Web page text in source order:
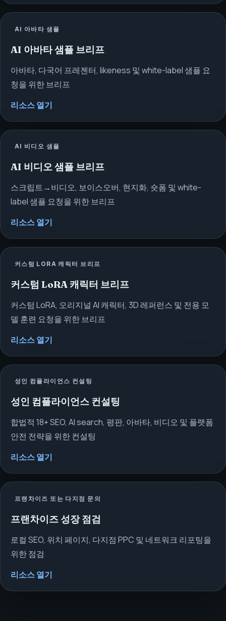
AI 아바타 샘플
AI 아바타 샘플 브리프
아바타, 다국어 프레젠터, likeness 및 white-label 샘플 요
청을 위한 브리프
리소스 열기
AI 비디오 샘플
AI 비디오 샘플 브리프
스크립트→비디오, 보이스오버, 현지화, 숏폼 및 white-
label 샘플 요청을 위한 브리프
리소스 열기
커스텀 LORA 캐릭터 브리프
커스텀 LoRA 캐릭터 브리프
커스텀 LoRA, 오리지널 AI 캐릭터, 3D 레퍼런스 및 전용 모
델 훈련 요청을 위한 브리프
리소스 열기
성인 컴플라이언스 컨설팅
성인 컴플라이언스 컨설팅
합법적 18+ SEO, AI search, 평판, 아바타, 비디오 및 플랫폼
안전 전략을 위한 컨설팅
리소스 열기
프랜차이즈 또는 다지점 문의
프랜차이즈 성장 점검
로컬 SEO, 위치 페이지, 다지점 PPC 및 네트워크 리포팅을
위한 점검
리소스 열기